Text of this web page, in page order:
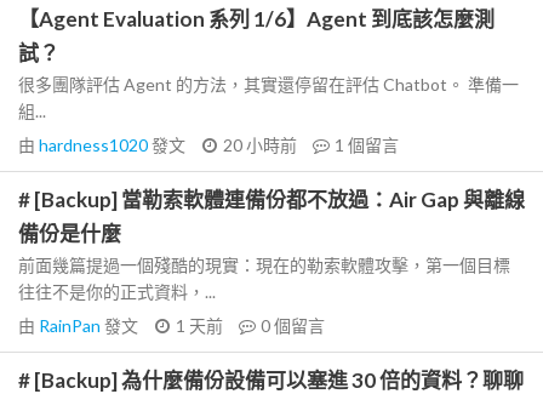
【Agent Evaluation 系列 1/6】Agent 到底該怎麼測
試？
很多團隊評估 Agent 的方法，其實還停留在評估 Chatbot。 準備一
組...
由 hardness1020發文 20 小時前 1 個留言
# [Backup] 當勒索軟體連備份都不放過：Air Gap 與離線
備份是什麼
前面幾篇提過一個殘酷的現實：現在的勒索軟體攻擊，第一個目標
往往不是你的正式資料，...
由 RainPan 發文 1 天前 0個留言
# [Backup] 為什麼備份設備可以塞進 30 倍的資料？聊聊